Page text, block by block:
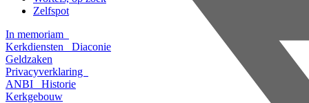
Zelfspot
In memoriam
Kerkdiensten
Diaconie
Geldzaken
Privacyverklaring
ANBI
Historie
Kerkgebouw